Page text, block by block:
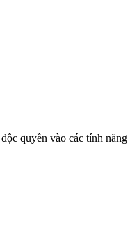
quyền vào các tính năng